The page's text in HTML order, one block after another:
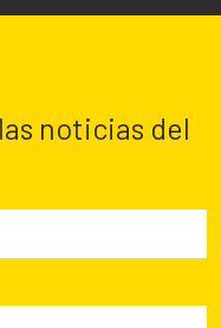
noticias del